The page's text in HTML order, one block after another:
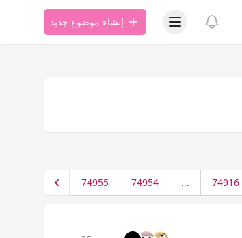
عرض الإشعاراتعرض قائمة المستخدمإنشاء موضوع جديد
74916
...
74954
74955